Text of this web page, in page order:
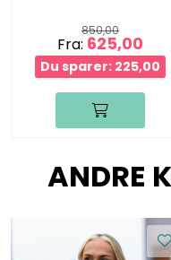
850,00
Fra: 625,00
Du sparer: 225,00
ANDRE